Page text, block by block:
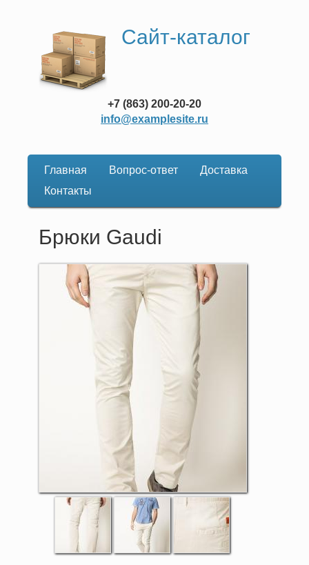
Сайт-каталог
+7 (863) 200-20-20
info@examplesite.ru
Основная
навигация
Главная Вопрос-ответ
Доставка
Контакты
Брюки Gaudi